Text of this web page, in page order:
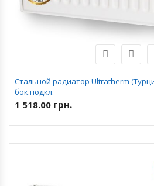
Стальной радиатор Ultratherm
бок.подкл.
1 518.00 грн.